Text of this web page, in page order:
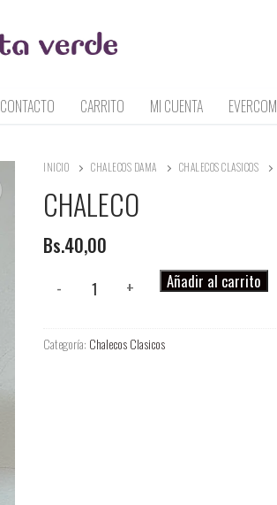
CONTACTO CARRITO MI CUENTA
INICIO CHALECOS DAMA CHALECOS CLASICOS
CHALECO
Bs.40,00
- + Añadir al carrito
Categoría: Chalecos Clasicos